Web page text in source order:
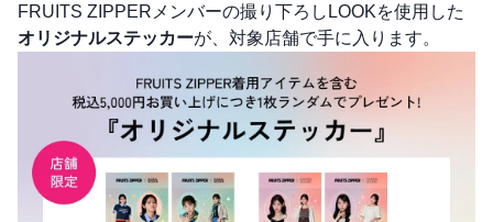
FRUITS ZIPPERメンバーの撮り下ろしLOOKを使用した
オリジナルステッカーが、対象店舗で手に入ります。